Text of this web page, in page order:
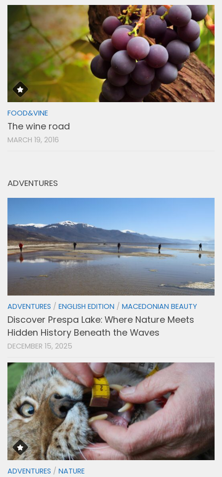
FOOD&VINE
The wine road
MARCH 19, 2016
ADVENTURES
ADVENTURES / ENGLISH EDITION / MACEDONIAN BEAUTY
Discover Prespa Lake: Where Nature Meets
Hidden History Beneath the Waves
DECEMBER 15, 2025
ADVENTURES / NATURE